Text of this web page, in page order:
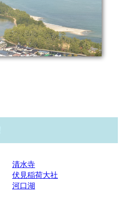
清水寺
伏見稲荷大社
河口湖